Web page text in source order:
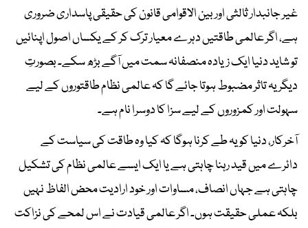
غیر جانبدار ثالثی اور بین الاقوامی قانون کی حقیقی پاسداری ضروری
ہے، اگر عالمی طاقتیں دہرے معیار ترک کر کے یکساں اصول اپنائیں
تو شاید دنیا ایک زیادہ منصفانہ سمت میں آگے بڑھ سکے۔ بصورتِ
دیگر یہ تاثر مضبوط ہوتا جائے گا کہ عالمی نظام طاقتوروں کے لیے
سہولت اور کمزوروں کے لیے سزا کا دوسرا نام ہے۔
آخرکار، دنیا کو یہ طے کرنا ہوگا کہ کیا وہ طاقت کی سیاست کے
دائرے میں قید رہنا چاہتی ہے یا ایک ایسے عالمی نظام کی تشکیل
چاہتی ہے جہاں انصاف، مساوات اور خود ارادیت محض الفاظ نہیں
بلکہ عملی حقیقت ہوں۔ اگر عالمی قیادت نے اس لمحے کی نزاکت